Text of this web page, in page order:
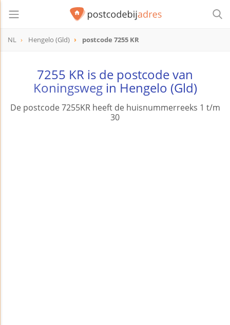
NL Hengelo (Gld) postcode 7255 KR
7255 KR is de postcode van
Koningswegin Hengelo (Gld)
De postcode 7255KR heeft de huisnummerreeks 1 t/m
30